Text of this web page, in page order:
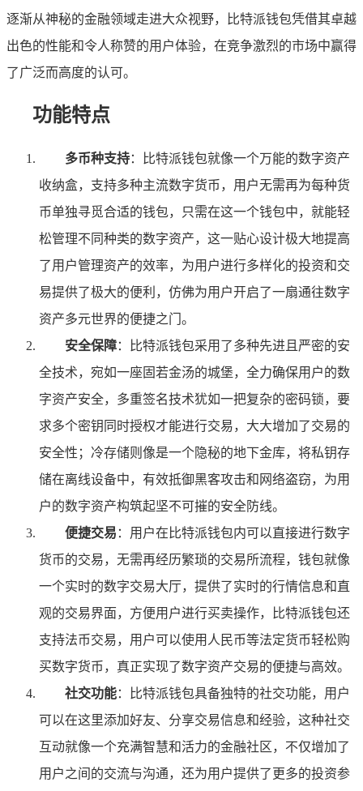
逐渐从神秘的金融领域走进大众视野，比特派钱包凭借其卓越
出色的性能和令人称赞的用户体验，在竞争激烈的市场中赢得
了广泛而高度的认可。
功能特点
多币种支持：比特派钱包就像一个万能的数字资产
收纳盒，支持多种主流数字货币，用户无需再为每种货
币单独寻觅合适的钱包，只需在这一个钱包中，就能轻
松管理不同种类的数字资产，这一贴心设计极大地提高
了用户管理资产的效率，为用户进行多样化的投资和交
易提供了极大的便利，仿佛为用户开启了一扇通往数字
资产多元世界的便捷之门。
安全保障：比特派钱包采用了多种先进且严密的安
全技术，宛如一座固若金汤的城堡，全力确保用户的数
字资产安全，多重签名技术犹如一把复杂的密码锁，要
求多个密钥同时授权才能进行交易，大大增加了交易的
安全性；冷存储则像是一个隐秘的地下金库，将私钥存
储在离线设备中，有效抵御黑客攻击和网络盗窃，为用
户的数字资产构筑起坚不可摧的安全防线。
便捷交易 ：用户在比特派钱包内可以直接进行数字
货币的交易，无需再经历繁琐的交易所流程，钱包就像
一个实时的数字交易大厅，提供了实时的行情信息和直
观的交易界面，方便用户进行买卖操作，比特派钱包还
支持法币交易，用户可以使用人民币等法定货币轻松购
买数字货币，真正实现了数字资产交易的便捷与高效。
社交功能：比特派钱包具备独特的社交功能，用户
可以在这里添加好友、分享交易信息和经验，这种社交
互动就像一个充满智慧和活力的金融社区，不仅增加了
用户之间的交流与沟通，还为用户提供了更多的投资参